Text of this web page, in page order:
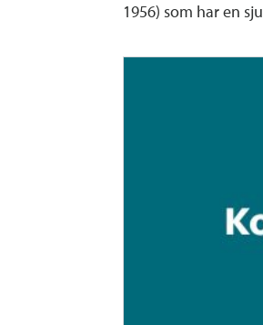
1956) som har en